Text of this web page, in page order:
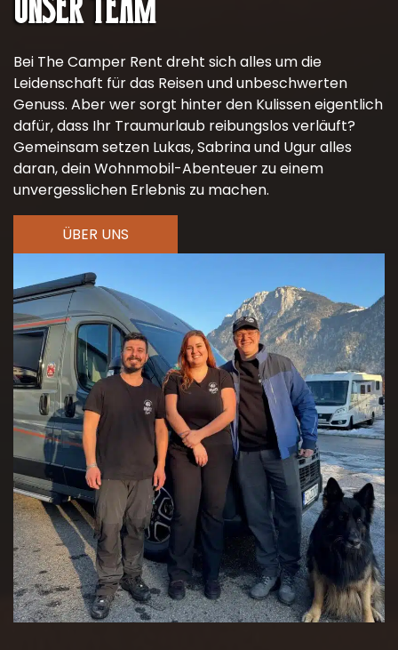
einen Adapter benötigen. Adpater sind bei uns
Gasflaschen können nicht gegen ausländische
Gasflaschen getauscht werden.
Selbstbeteiligung im Schadensfall.
Die Kaution kann per EC-Karte, Kreditkarte oder in
bar vor Ort bei Abholung hinterlegt werden.
Bitte beachten Sie, dass wir ohne Hinterlegeung der
Kaution kein Fahrzeug rausgeben können.
Bei The Camper Rent dreht sich alles um die
Leidenschaft für das Reisen und unbeschwerten
Genuss. Aber wer sorgt hinter den Kulissen eigentlich
dafür, dass Ihr Traumurlaub reibungslos verläuft?
Gemeinsam setzen Lukas, Sabrina und Ugur alles
daran, dein Wohnmobil-Abenteuer zu einem
unvergesslichen Erlebnis zu machen.
ÜBER UNS